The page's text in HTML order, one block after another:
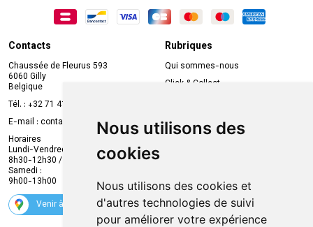
Nous utilisons des
cookies
Nous utilisons des cookies et
d'autres technologies de suivi
pour améliorer votre expérience
Contacts
Chaussée de Fleurus 593
6060 Gilly
Belgique
Tél. : +32 71 41 32 10
E-mail : contact
mvapharma.be
Horaires
Lundi-Vendredi :
8h30-12h30 / 13h30-18h30
Samedi :
9h00-13h00
Venir à la pharmacie
Rubriques
Qui sommes-nous
Click & Collect
Compte professionnel
Envoi d’ordonnance
Suivez-nous